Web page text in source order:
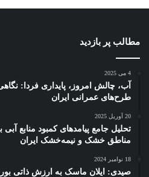
مطالب پر بازدید
4 می 2025
آب، چالش امروز، پایداری فردا:
طرح‌های عمرانی ایران
20 آوریل 2025
تحلیل جامع پیامدهای کمبود منابع
مناطق خشک و نیمه‌خشک ایران
18 نوامبر 2024
صیدی: ایلان ماسک به ارزش ذاتی